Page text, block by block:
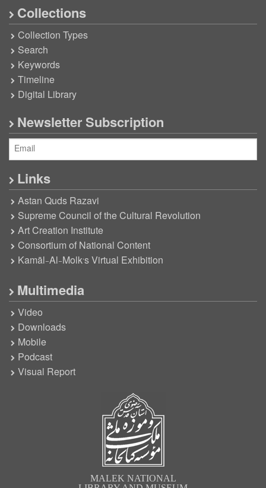
Collections
Collection Types
Search
Keywords
Timeline
Digital Library
Newsletter Subscription
Links
Astan Quds Razavi
Supreme Council of the Cultural Revolution
Art Creation Institute
Consortium of National Content
Kamāl-Al-Molk’s Virtual Exhibition
Multimedia
Video
Downloads
Mobile
Podcast
Visual Report
MALEK NATIONAL